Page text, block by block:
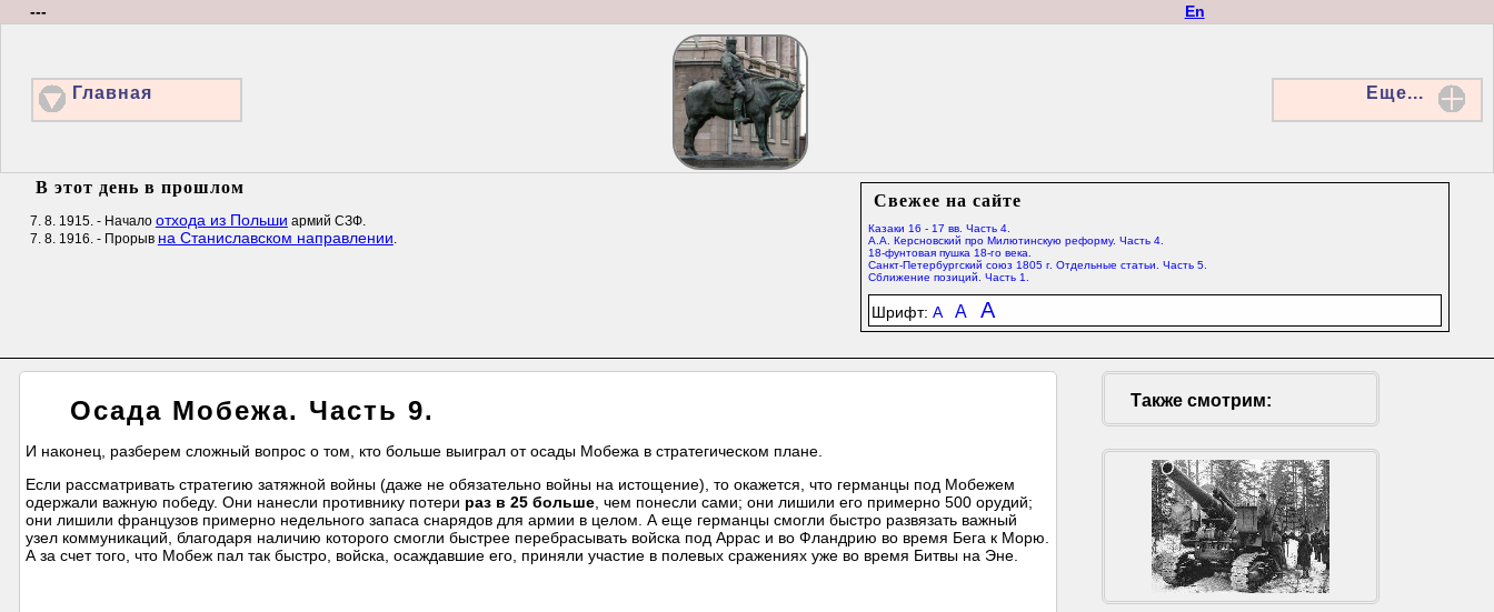
En
---
Главная Еще...
Свежее на сайте
Казаки 16 - 17 вв. Часть 4.
А.А. Керсновский про Милютинскую реформу. Часть 4.
18-фунтовая пушка 18-го века.
Санкт-Петербургский союз 1805 г. Отдельные статьи. Часть 5.
Сближение позиций. Часть 1.
Шрифт:A A A
В этот день в прошлом
7. 8. 1915. - Начало отхода из Польши армий СЗФ.
7. 8. 1916. - Прорыв на Станиславском направлении.
Осада Мобежа. Часть 9.
И наконец, разберем сложный вопрос о том, кто больше выиграл от осады Мобежа в стратегическом плане.
Если рассматривать стратегию затяжной войны (даже не обязательно войны на истощение), то окажется, что германцы под Мобежем
одержали важную победу. Они нанесли противнику потери раз в 25 больше , чем понесли сами; они лишили его примерно 500 орудий;
они лишили французов примерно недельного запаса снарядов для армии в целом. А еще германцы смогли быстро развязать важный
узел коммуникаций, благодаря наличию которого смогли быстрее перебрасывать войска под Аррас и во Фландрию во время Бега к Морю.
А за счет того, что Мобеж пал так быстро, войска, осаждавшие его, приняли участие в полевых сражениях уже во время Битвы на Эне.
Также смотрим: